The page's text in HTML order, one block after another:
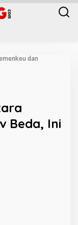
dan
Beda, Ini